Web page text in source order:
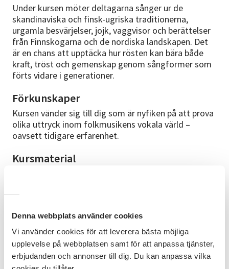
Denna webbplats använder cookies
Vi använder cookies för att leverera bästa möjliga
upplevelse på webbplatsen samt för att anpassa tjänster,
erbjudanden och annonser till dig. Du kan anpassa vilka
Under kursen möter deltagarna sånger ur de
skandinaviska och finsk-ugriska traditionerna,
urgamla besvärjelser, jojk, vaggvisor och berättelser
från Finnskogarna och de nordiska landskapen. Det
är en chans att upptäcka hur rösten kan bära både
kraft, tröst och gemenskap genom sångformer som
förts vidare i generationer.
Förkunskaper
Kursen vänder sig till dig som är nyfiken på att prova
olika uttryck inom folkmusikens vokala värld –
oavsett tidigare erfarenhet.
Kursmaterial
Kursledare
Anna Fält är född, uppvuxen och utbildad i Finland
och har bott och arbetat i Sverige sedan 2012. Hon är
examinerad inom pop/jazz-musik,
folksångspedagogik och har en master i nordisk
folkmusik från Kungliga Musikhögskolan i